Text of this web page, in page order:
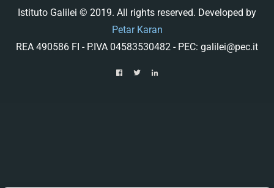
Istituto Galilei © 2019. All rights reserved. Developed by
Petar Karan
REA 490586 FI - P.IVA 04583530482 - PEC: galilei@pec.it